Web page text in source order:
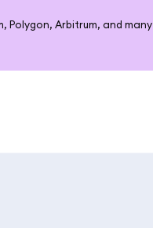
Polygon, Arbitrum, and many